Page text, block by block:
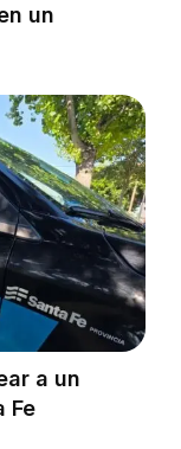
un
a un
Fe